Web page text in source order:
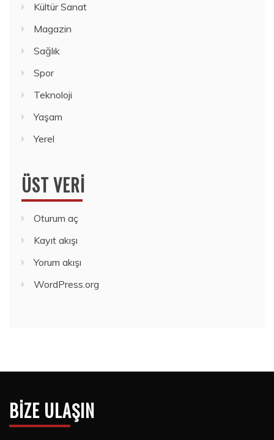
Kültür Sanat
Magazin
Sağlık
Spor
Teknoloji
Yaşam
Yerel
ÜST VERI
Oturum aç
Kayıt akışı
Yorum akışı
WordPress.org
BIZE ULAŞIN